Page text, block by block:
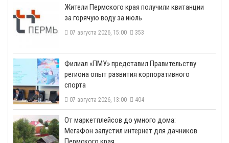
​Жители Пермского края получили квитанции
за горячую воду за июль
07 августа 2026, 15:00 353
​Филиал «ПМУ» представил Правительству
региона опыт развития корпоративного
спорта
07 августа 2026, 13:00 404
От маркетплейсов до умного дома:
МегаФон запустил интернет для дачников